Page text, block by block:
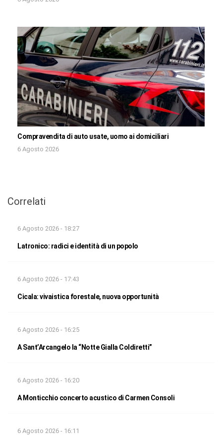
Compravendita di auto usate, uomo ai domiciliari
6 Agosto 2026
Correlati
6 Agosto 2026 - 18:27
Latronico: radici e identità di un popolo
6 Agosto 2026 - 17:43
Cicala: vivaistica forestale, nuova opportunità
6 Agosto 2026 - 16:25
A Sant’Arcangelo la “Notte Gialla Coldiretti”
6 Agosto 2026 - 16:20
A Monticchio concerto acustico di Carmen Consoli
6 Agosto 2026 - 16:11